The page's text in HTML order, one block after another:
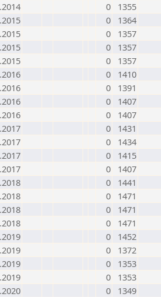
0
1355
0
1364
0
1357
0
1357
0
1357
0
1410
0
1391
0
1407
0
1407
0
1431
0
1434
0
1415
0
1407
0
1441
0
1471
0
1471
0
1471
0
1452
0
1372
0
1353
0
1353
0
1349